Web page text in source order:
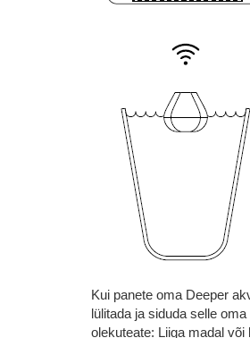
Kui panete oma Deeper
lülitada ja siduda selle
olekuteate: Liiga madal või